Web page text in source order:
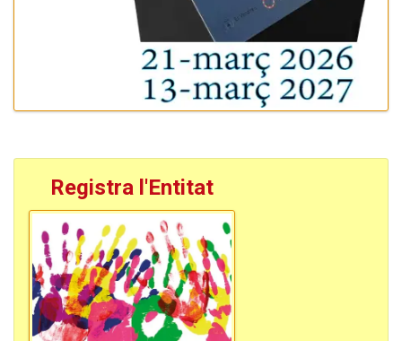
Registra l'Entitat